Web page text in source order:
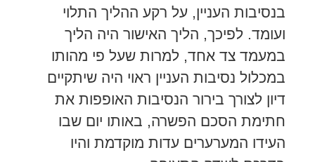
בנסיבות העניין, על רקע ההליך התלוי
ועומד. לפיכך, הליך האישור היה הליך
במעמד צד אחד, למרות שעל פי מהותו
במכלול נסיבות העניין ראוי היה שיתקיים
דיון לצורך בירור הנסיבות האופפות את
חתימת הסכם הפשרה, באותו יום שבו
העידו המערערים עדות מוקדמת והיו